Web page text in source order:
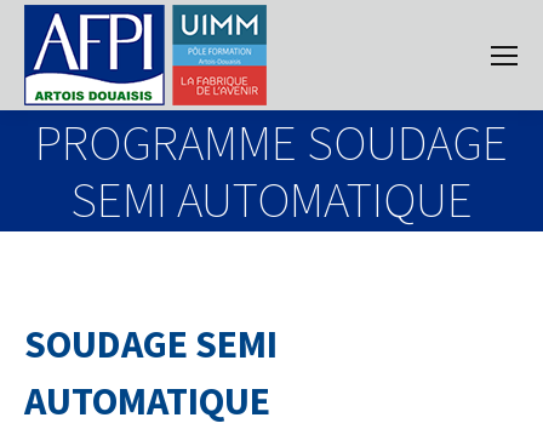
PROGRAMME SOUDAGE
SEMI AUTOMATIQUE
SOUDAGE SEMI
AUTOMATIQUE